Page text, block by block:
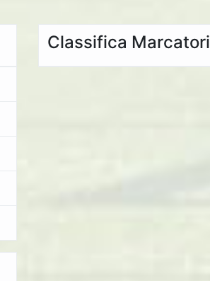
Classifica Marcatori